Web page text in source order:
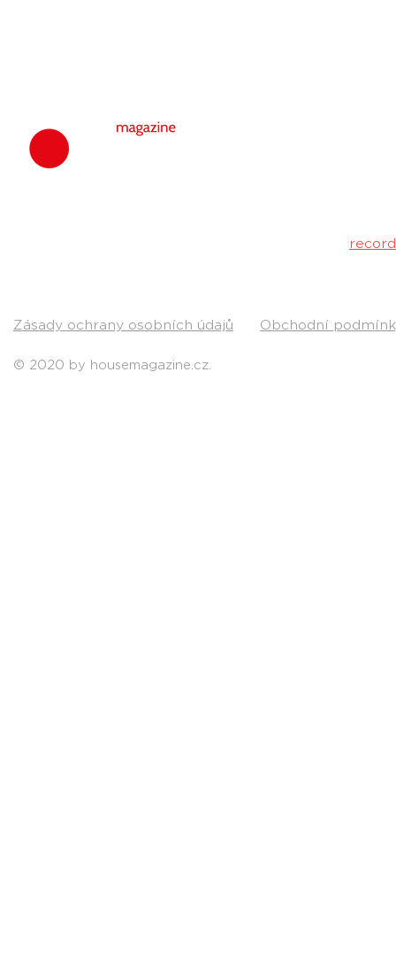
Zásady ochrany osobních údajů
© 2020 by housemagazine.cz.
Obchodní